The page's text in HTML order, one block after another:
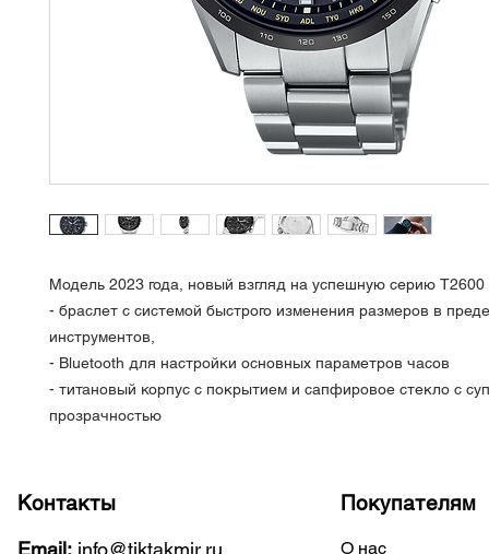
Модель 2023 года, новый взгляд на успешную серию T2600
- браслет с системой быстрого изменения размеров в
инструментов,
- Bluetooth для настройки основных параметров часов
- титановый корпус с покрытием и сапфировое стекло с
прозрачностью
Контакты
Email: info@tiktakmir.ru
Покупателям
О нас